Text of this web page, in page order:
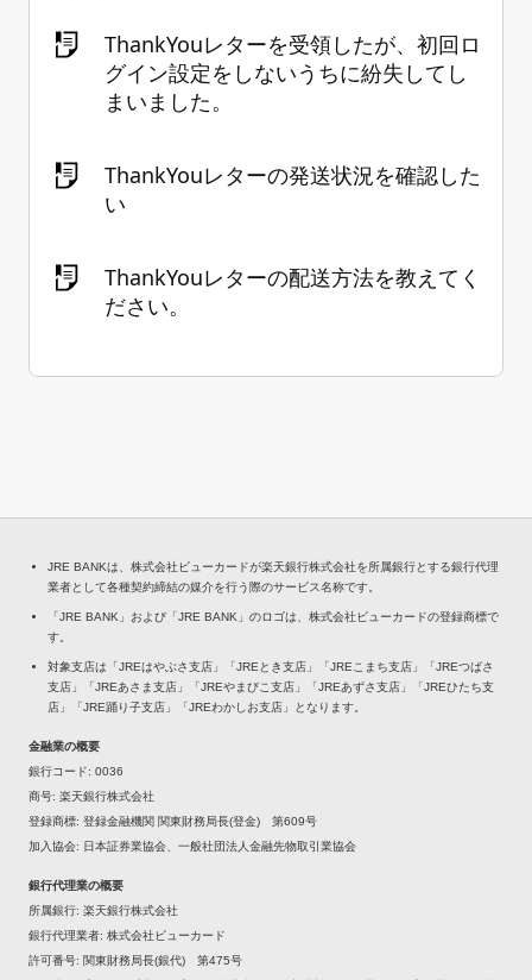
ThankYouレターを受領したが、初回ロ
グイン設定をしないうちに紛失してし
まいました。
ThankYouレターの発送状況を確認した
い
ThankYouレターの配送方法を教えてく
ださい。
JRE BANKは、株式会社ビューカードが楽天銀行株式会社を所属銀行とする銀行代理
業者として各種契約締結の媒介を行う際のサービス名称です。
「JRE BANK」および「JRE BANK」のロゴは、株式会社ビューカードの登録商標で
す。
対象支店は「JREはやぶさ支店」「JREとき支店」「JREこまち支店」「JREつばさ
支店」「JREあさま支店」「JREやまびこ支店」「JREあずさ支店」「JREひたち支
店」「JRE踊り子支店」「JREわかしお支店」となります。
金融業の概要
銀行コード
0036
商号 楽天銀行株式会社
登録商標 登録金融機関 関東財務局長(登金) 第609号
加入協会
日本証券業協会、一般社団法人金融先物取引業協会
銀行代理業の概要
所属銀行 楽天銀行株式会社
銀行代理業者 株式会社ビューカード
許可番号
関東財務局長(銀代) 第475号